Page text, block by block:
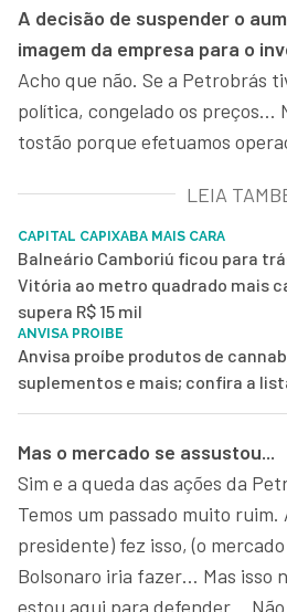
A decisão de suspender o
imagem da empresa para o
Acho que não. Se a Petrobrás
política, congelado os preços…
tostão porque efetuamos
LEIA
CAPITAL CAPIXABA MAIS CARA
Balneário Camboriú ficou para
Vitória ao metro quadrado mais
supera R$ 15 mil
ANVISA PROIBE
Anvisa proíbe produtos de
suplementos e mais; confira a
Mas o mercado se assustou...
Sim e a queda das ações da
Temos um passado muito ruim.
presidente) fez isso, (o
Bolsonaro iria fazer… Mas isso
estou aqui para defender…